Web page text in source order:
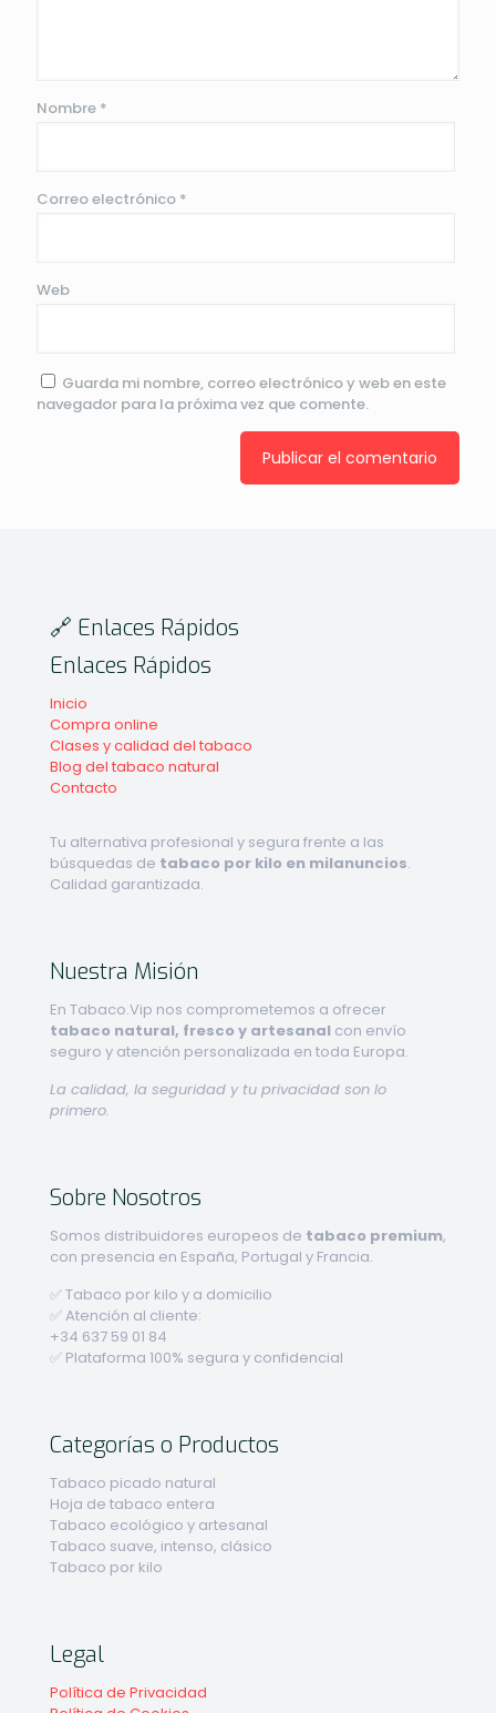
Nombre *
Correo electrónico *
Web
Guarda mi nombre, correo electrónico y web en este
navegador para la próxima vez que comente.
🔗 Enlaces Rápidos
Enlaces Rápidos
Inicio
Compra online
Clases y calidad del tabaco
Blog del tabaco natural
Contacto
Tu alternativa profesional y segura frente a las
búsquedas de tabaco por kilo en milanuncios.
Calidad garantizada.
Nuestra Misión
En Tabaco.Vip nos comprometemos a ofrecer
tabaco natural, fresco y artesanal con envío
seguro y atención personalizada en toda Europa.
La calidad, la seguridad y tu privacidad son lo
primero.
Sobre Nosotros
Somos distribuidores europeos de tabaco premium,
con presencia en España, Portugal y Francia.
✅ Tabaco por kilo y a domicilio
✅ Atención al cliente:
+34 637 59 01 84
✅ Plataforma 100% segura y confidencial
Categorías o Productos
Tabaco picado natural
Hoja de tabaco entera
Tabaco ecológico y artesanal
Tabaco suave, intenso, clásico
Tabaco por kilo
Legal
Política de Privacidad